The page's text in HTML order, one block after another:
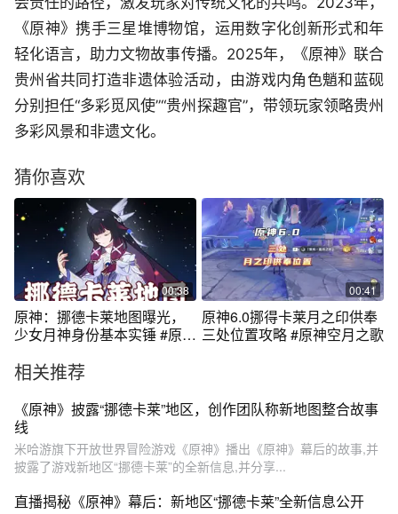
《原神》携手三星堆博物馆，运用数字化创新形式和年
轻化语言，助力文物故事传播。2025年，《原神》联合
贵州省共同打造非遗体验活动，由游戏内角色魈和蓝砚
分别担任“多彩觅风使”“贵州探趣官”，带领玩家领略贵州
多彩风景和非遗文化。
猜你喜欢
00:38
原神：挪德卡莱地图曝光，
少女月神身份基本实锤 #原神
00:41
原神6.0挪得卡莱月之印供奉
三处位置攻略 #原神空月之歌
相关推荐
《原神》披露“挪德卡莱”地区，创作团队称新地图整合故事
线
米哈游旗下开放世界冒险游戏《原神》播出《原神》幕后的故事,并
披露了游戏新地区“挪德卡莱”的全新信息,并分享...
直播揭秘《原神》幕后：新地区“挪德卡莱”全新信息公开